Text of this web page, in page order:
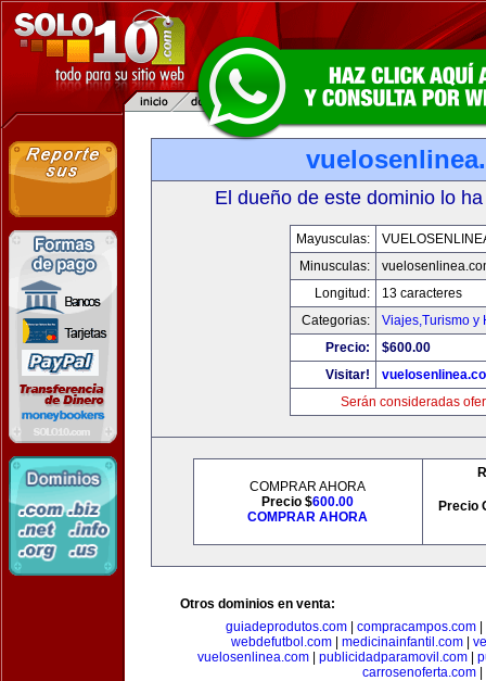
El dueño de este dominio lo
Mayusculas:
Minusculas:
Longitud:
13 caracteres
Categorias:
Viajes,Turismo y
Precio:
$600.00
Visitar!
Serán consideradas
COMPRAR AHORA
Precio $600.00
COMPRAR AHORA
Precio
Otros dominios en venta:
guiadeprodutos.com| compracampos.com|
webdefutbol.com| medicinainfantil.com|
vuelosenlinea.com
publicidadparamovil.com
carrosenoferta.com|